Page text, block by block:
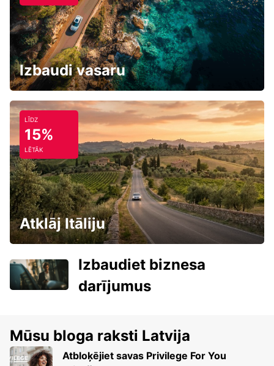
Izbaudi vasaru
LĪDZ
15%
LĒTĀK
Atklāj Itāliju
Izbaudiet biznesa
darījumus
Mūsu bloga raksti Latvija
Atbloķējiet savas Privilege For You